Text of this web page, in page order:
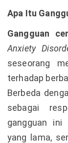
Apa Itu
Gangguan
Anxiety
seseorang
terhadap
Berbeda
sebagai
gangguan ini
yang lama,